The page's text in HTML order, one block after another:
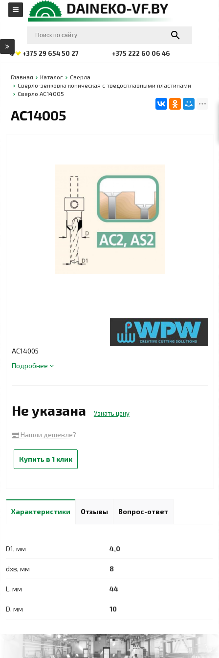
+375 29 654 50 27 +375 222 60 06 46
Главная Каталог
Сверла
Сверло-зенковка коническая с тведосплавными пластинами
Сверло АС14005
АС14005
АС14005
Подробнее
Не указана Узнать цену
Нашли дешевле?
Купить в 1 клик
Характеристики Отзывы Вопрос-ответ
D1, мм 4,0
dхв, мм 8
L, мм 44
D, мм 10